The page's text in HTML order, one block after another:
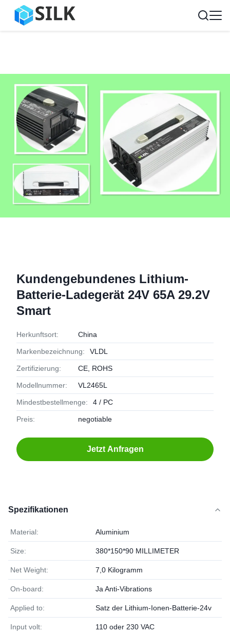
Kundengebundenes Lithium-
Batterie-Ladegerät 24V 65A 29.2V
Smart
Herkunftsort: China
Markenbezeichnung: VLDL
Zertifizierung: CE, ROHS
Modellnummer: VL2465L
Mindestbestellmenge: 4 / PC
Preis: negotiable
Jetzt Anfragen
Spezifikationen
Material: Aluminium
Size: 380*150*90 MILLIMETER
Net Weight: 7,0 Kilogramm
On-board: Ja Anti-Vibrations
Applied to: Satz der Lithium-Ionen-Batterie-24v
Input volt: 110 oder 230 VAC